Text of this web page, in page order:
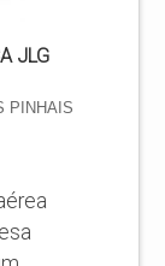
JLG
PINHAIS